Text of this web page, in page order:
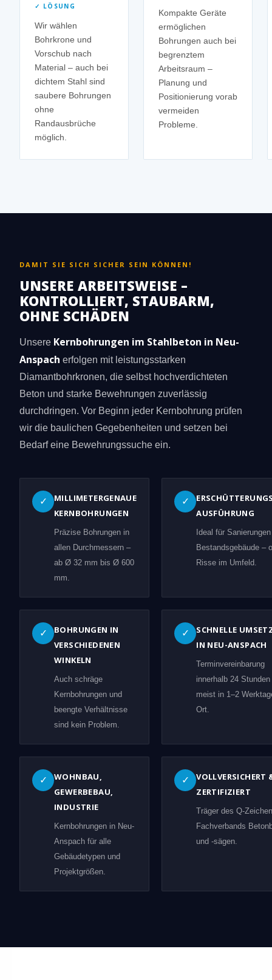
✓ LÖSUNG
Wir wählen
Bohrkrone und
Vorschub nach
Material – auch bei
dichtem Stahl sind
saubere Bohrungen
ohne
Randausbrüche
möglich.
Kompakte Geräte
ermöglichen
Bohrungen auch bei
begrenztem
Arbeitsraum –
Planung und
Positionierung vorab
vermeiden
Probleme.
DAMIT SIE SICH SICHER SEIN KÖNNEN!
UNSERE ARBEITSWEISE –
KONTROLLIERT, STAUBARM,
OHNE SCHÄDEN
Unsere Kernbohrungen im Stahlbeton in Neu-
Anspach erfolgen mit leistungsstarken
Diamantbohrkronen, die selbst hochverdichteten
Beton und starke Bewehrungen zuverlässig
durchdringen. Vor Beginn jeder Kernbohrung prüfen
wir die baulichen Gegebenheiten und setzen bei
Bedarf eine Bewehrungssuche ein.
✓
MILLIMETERGENAUE
KERNBOHRUNGEN
Präzise Bohrungen in
allen Durchmessern –
ab Ø 32 mm bis Ø 600
mm.
✓
AUSFÜHRUNG
Ideal für
Bestandsgebäude –
Risse im Umfeld.
✓
BOHRUNGEN IN
VERSCHIEDENEN
WINKELN
Auch schräge
Kernbohrungen und
beengte Verhältnisse
sind kein Problem.
✓
SCHNELLE
IN NEU-ANSPACH
Terminvereinbarung
innerhalb 24 Stunden
meist in 1–2
Ort.
✓
WOHNBAU,
GEWERBEBAU,
INDUSTRIE
Kernbohrungen in Neu-
Anspach für alle
Gebäudetypen und
Projektgrößen.
✓
VOLLVERSICHERT
ZERTIFIZIERT
Träger des Q-
Fachverbands
und -sägen.